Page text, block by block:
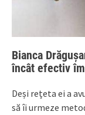
Bianca
încât efectiv
Deși rețeta ei a
să îi urmeze